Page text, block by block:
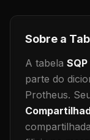
Sobre a
A tabela SQP
parte do
Protheus.